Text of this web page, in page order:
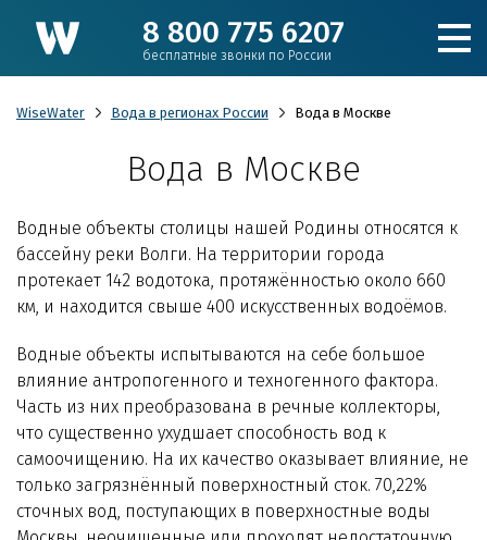
8 800 775 6207
бесплатные звонки по России
Подобрать фильтр
Каталог
Для коттеджа
Кулеры и пурифайеры
Для производства и ЖКХ
Технологии WiseWater
WiseWater Вода в регионах России Вода в Москве
Вода в Москве
Водные объекты столицы нашей Родины относятся к
бассейну реки Волги. На территории города
протекает 142 водотока, протяжённостью около 660
км, и находится свыше 400 искусственных водоёмов.
Водные объекты испытываются на себе большое
влияние антропогенного и техногенного фактора.
Часть из них преобразована в речные коллекторы,
что существенно ухудшает способность вод к
самоочищению. На их качество оказывает влияние, не
только загрязнённый поверхностный сток. 70,22%
сточных вод, поступающих в поверхностные воды